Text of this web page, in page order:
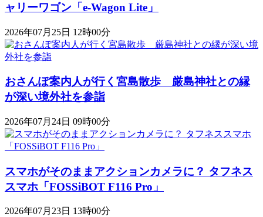
ャリーワゴン「​​e-Wagon Lite」
2026年07月25日 12時00分
おさんぽ案内人が行く宮島散歩 厳島神社との縁
が深い境外社を参詣
2026年07月24日 09時00分
スマホがそのままアクションカメラに？ タフネス
スマホ「FOSSiBOT F116 Pro」
2026年07月23日 13時00分